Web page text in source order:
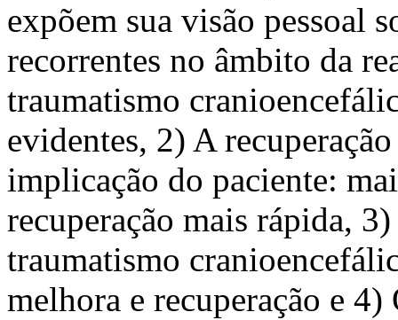
expõem sua visão pessoal
recorrentes no âmbito da
traumatismo
evidentes, 2) A
implicação do paciente:
recuperação mais rápida,
traumatismo
melhora e recuperação e 4)